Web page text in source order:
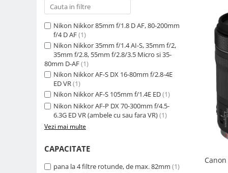
Camere video profesionale
Camere Video Cinematice
Camere video de actiune
Accesorii camere video de actiune
Accesorii drone
Acumulatori camere video
Lampi video
Stabilizatoare (Gimbal) / Steady
Accesorii diverse pt camere video
Nikon Nikkor 85mm f/1.8 D AF, 80-200mm
f/4 D AF(1)
Nikon Nikkor 35mm f/1.4 AI-S, 35mm f/2,
35mm f/2.8, 55mm f/2.8/3.5 Micro si 35-
80mm D-AF(1)
Nikon Nikkor AF-S DX 16-80mm f/2.8-4E
ED VR(1)
Nikon Nikkor AF-S 105mm f/1.4E ED(1)
Nikon Nikkor AF-P DX 70-300mm f/4.5-
6.3G ED VR (ambele cu sau fara VR)(1)
Vezi mai multe
CAPACITATE
pana la 4 filtre rotunde, de max. 82mm (1)